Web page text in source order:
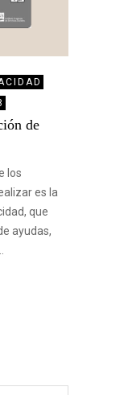
de
los
es la
que
ayudas,